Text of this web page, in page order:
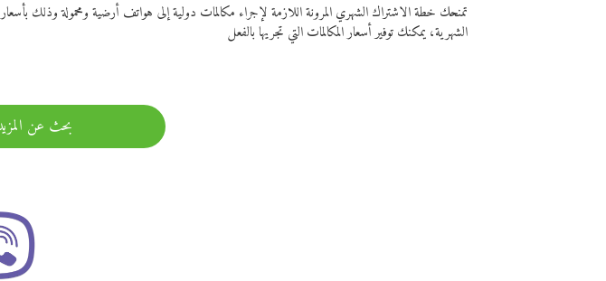
تمنحك خطة الاشتراك الشهري المرونة اللازمة لإجراء مكالمات دولية إلى هواتف أرضية ومحمولة
الشهرية، يمكنك توفير أسعار المكالمات التي تجريها بالفعل
بحث عن